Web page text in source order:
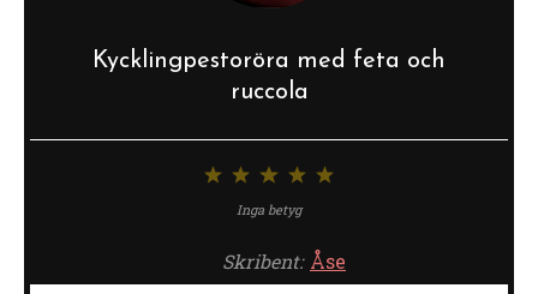
Kycklingpestoröra med feta och
ruccola
4
3
stjärnor
stjärnor
stjärna
Inga betyg
Skribent: Åse